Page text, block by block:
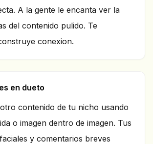
A la gente le encanta ver la
del contenido pulido. Te
conexion.
en dueto
contenido de tu nicho usando
o imagen dentro de imagen. Tus
y comentarios breves